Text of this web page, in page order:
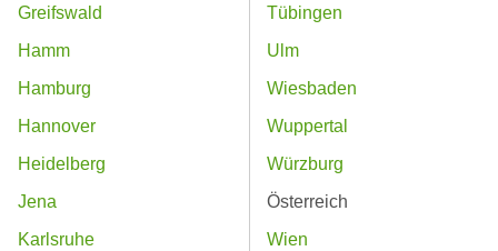
Greifswald
Hamm
Hamburg
Hannover
Heidelberg
Jena
Karlsruhe
Tübingen
Ulm
Wiesbaden
Wuppertal
Würzburg
Österreich
Wien